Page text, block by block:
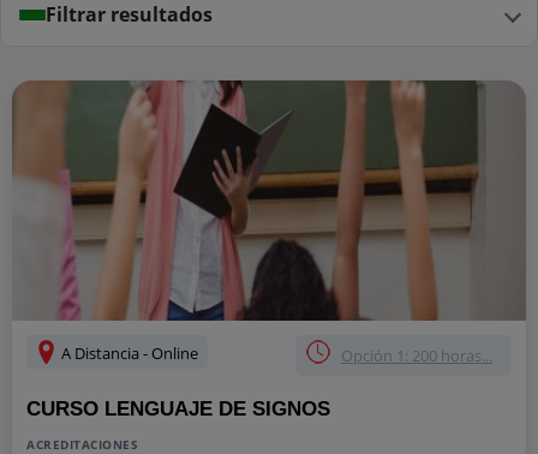
Filtrar resultados
A Distancia - Online Opción 1: 200 horas...
CURSO LENGUAJE DE SIGNOS
ACREDITACIONES